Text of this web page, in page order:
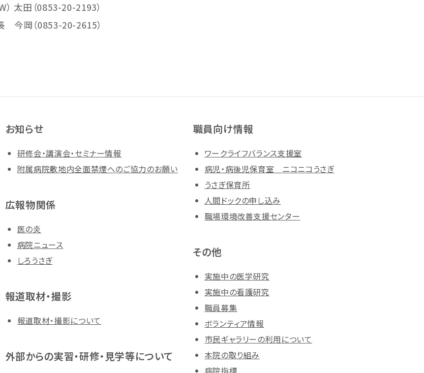
太田（0853-20-2193）
今岡（0853-20-2615）
お知らせ
研修会・講演会・セミナー情報
附属病院敷地内全面禁煙へのご協力のお願い
広報物関係
医の炎
病院ニュース
しろうさぎ
報道取材・撮影
報道取材・撮影について
外部からの実習・研修・見学等について
職員向け情報
ワークライフバランス支援室
病児・病後児保育室 ニコニコうさぎ
うさぎ保育所
人間ドックの申し込み
職場環境改善支援センター
その他
実施中の医学研究
実施中の看護研究
職員募集
ボランティア情報
市民ギャラリーの利用について
本院の取り組み
病院指標